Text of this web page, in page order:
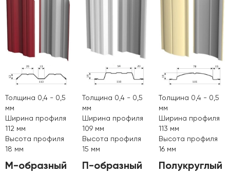
Толщина 0,4 - 0,5
мм
Ширина профиля
112 мм
Высота профиля
18 мм
М-образный
Толщина 0,4 - 0,5
мм
Ширина профиля
109 мм
Высота профиля
15 мм
П-образный
Толщина 0,4 - 0,5
мм
Ширина профиля
113 мм
Высота профиля
16 мм
Полукруглый